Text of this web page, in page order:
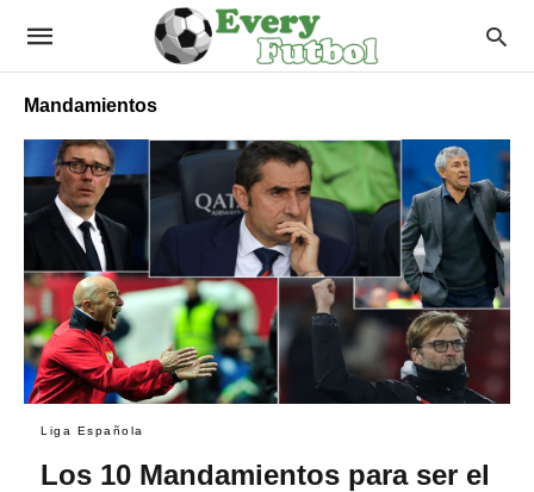
Mandamientos
Liga Española
Los 10 Mandamientos para ser el